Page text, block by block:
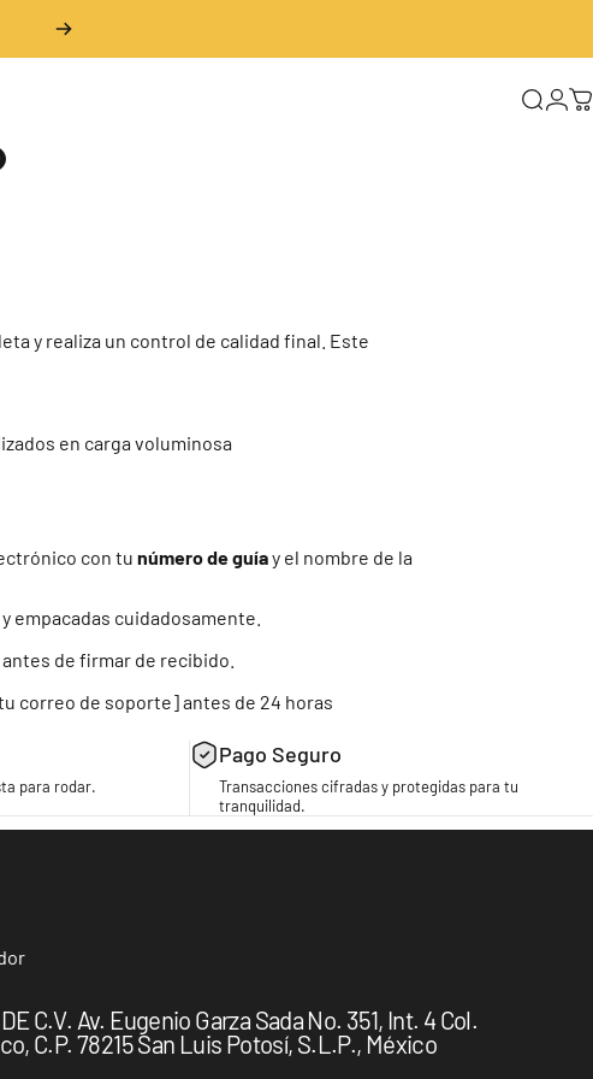
Buscar
y realiza un control de calidad final. Este
en carga voluminosa
con tu número de guíay el nombre de la
empacadas cuidadosamente.
antes de firmar de recibido.
correo de soporte] antes de 24 horas
para rodar.
Pago Seguro
Transacciones cifradas y protegidas para tu
tranquilidad.
C.V. Av. Eugenio Garza Sada No. 351, Int. 4 Col.
C.P. 78215 San Luis Potosí, S.L.P., México